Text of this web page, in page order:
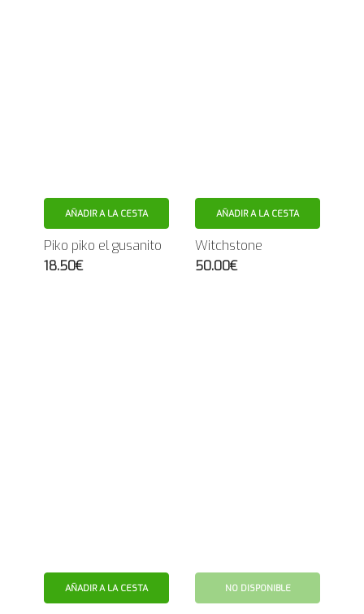
AÑADIR A LA CESTA
Piko piko el gusanito
18.50€
AÑADIR A LA CESTA
Witchstone
50.00€
AÑADIR A LA CESTA NO DISPONIBLE